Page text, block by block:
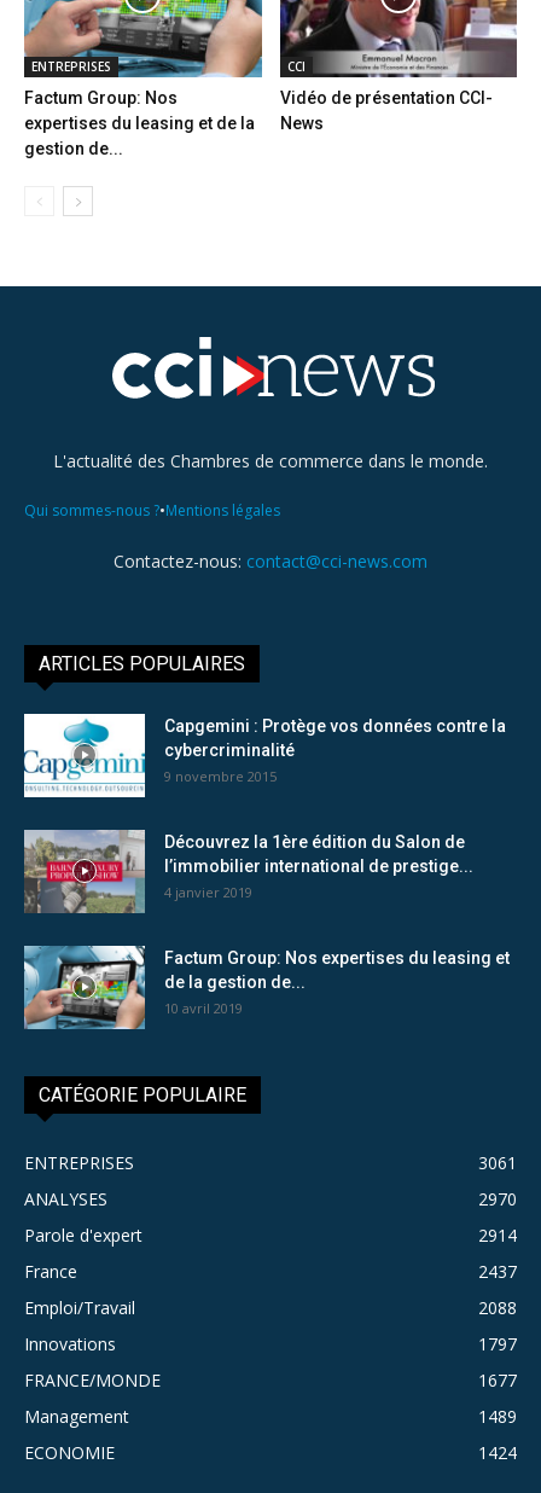
ENTREPRISES
Factum Group: Nos
expertises du leasing et de la
gestion de...
CCI
Vidéo de présentation CCI-
News
L'actualité des Chambres de commerce dans le monde.
Qui sommes-nous ?•Mentions légales
Contactez-nous: contact@cci-news.com
ARTICLES POPULAIRES
Capgemini : Protège vos données contre la
cybercriminalité
9 novembre 2015
Découvrez la 1ère édition du Salon de
l’immobilier international de prestige...
4 janvier 2019
Factum Group: Nos expertises du leasing et
de la gestion de...
10 avril 2019
CATÉGORIE POPULAIRE
ENTREPRISES
3061
ANALYSES
2970
Parole d'expert
2914
France
2437
Emploi/Travail
2088
Innovations
1797
FRANCE/MONDE
1677
Management
1489
ECONOMIE
1424